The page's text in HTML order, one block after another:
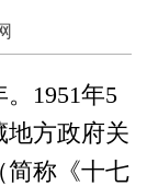
1951年5
地方政府关
简称《十七